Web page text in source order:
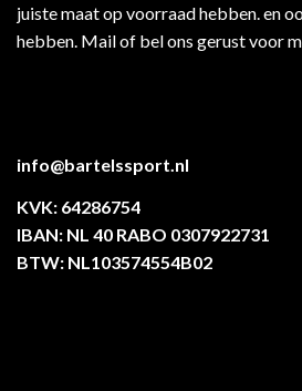
juiste maat op voorraad hebben. en
hebben. Mail of bel ons gerust voor
info@bartelssport.nl
KVK: 64286754
IBAN: NL 40 RABO 0307922731
BTW: NL103574554B02